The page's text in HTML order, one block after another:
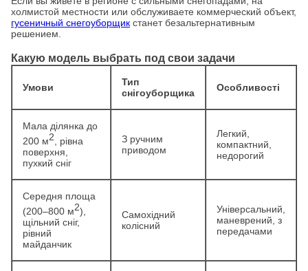
холмистой местности или обслуживаете коммерческий объект,
гусеничный снегоуборщик станет безальтернативным
решением.
Какую модель выбрать под свои задачи
Умови
Тип
снігоуборщика
Особливості
Мала ділянка до
200 м2 , рівна
поверхня,
пухкий сніг
З ручним
приводом
Легкий,
компактний,
недорогий
Середня площа
(200–800 м2),
щільний сніг,
рівний
майданчик
Самохідний
колісний
Універсальний,
маневрений, з
передачами